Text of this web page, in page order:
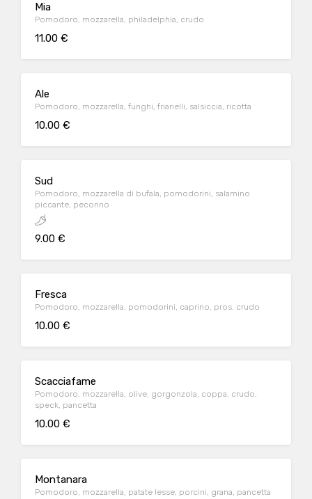
Mia
Pomodoro, mozzarella, philadelphia, crudo
11.00 €
Ale
Pomodoro, mozzarella, funghi, friarielli, salsiccia, ricotta
10.00 €
Sud
Pomodoro, mozzarella di bufala, pomodorini, salamino
piccante, pecorino
9.00 €
Fresca
Pomodoro, mozzarella, pomodorini, caprino, pros. crudo
10.00 €
Scacciafame
Pomodoro, mozzarella, olive, gorgonzola, coppa, crudo,
speck, pancetta
10.00 €
Montanara
Pomodoro, mozzarella, patate lesse, porcini, grana, pancetta